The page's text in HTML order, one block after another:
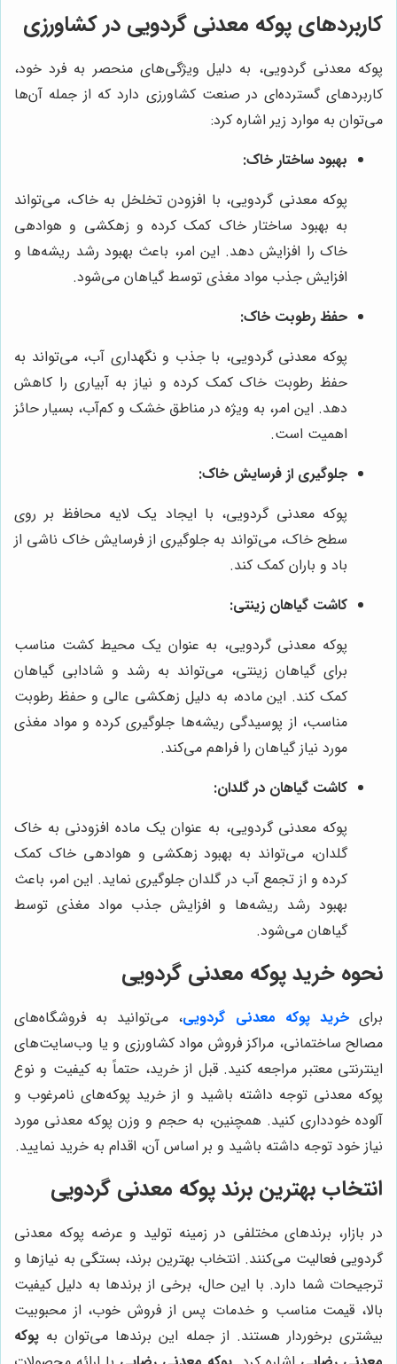
کاربردهای پوکه معدنی گردویی در کشاورزی
پوکه معدنی گردویی، به دلیل ویژگی‌های منحصر به فرد خود،
کاربردهای گسترده‌ای در صنعت کشاورزی دارد که از جمله آن‌ها
می‌توان به موارد زیر اشاره کرد:
بهبود ساختار خاک:
پوکه معدنی گردویی، با افزودن تخلخل به خاک، می‌تواند
به بهبود ساختار خاک کمک کرده و زهکشی و هوادهی
خاک را افزایش دهد. این امر، باعث بهبود رشد ریشه‌ها و
افزایش جذب مواد مغذی توسط گیاهان می‌شود.
حفظ رطوبت خاک:
پوکه معدنی گردویی، با جذب و نگهداری آب، می‌تواند به
حفظ رطوبت خاک کمک کرده و نیاز به آبیاری را کاهش
دهد. این امر، به ویژه در مناطق خشک و کم‌آب، بسیار حائز
اهمیت است.
جلوگیری از فرسایش خاک:
پوکه معدنی گردویی، با ایجاد یک لایه محافظ بر روی
سطح خاک، می‌تواند به جلوگیری از فرسایش خاک ناشی از
باد و باران کمک کند.
کاشت گیاهان زینتی:
پوکه معدنی گردویی، به عنوان یک محیط کشت مناسب
برای گیاهان زینتی، می‌تواند به رشد و شادابی گیاهان
کمک کند. این ماده، به دلیل زهکشی عالی و حفظ رطوبت
مناسب، از پوسیدگی ریشه‌ها جلوگیری کرده و مواد مغذی
مورد نیاز گیاهان را فراهم می‌کند.
کاشت گیاهان در گلدان:
پوکه معدنی گردویی، به عنوان یک ماده افزودنی به خاک
گلدان، می‌تواند به بهبود زهکشی و هوادهی خاک کمک
کرده و از تجمع آب در گلدان جلوگیری نماید. این امر، باعث
بهبود رشد ریشه‌ها و افزایش جذب مواد مغذی توسط
گیاهان می‌شود.
نحوه خرید پوکه معدنی گردویی
برایخرید پوکه معدنی گردویی، می‌توانید به فروشگاه‌های
مصالح ساختمانی، مراکز فروش مواد کشاورزی و یا وب‌سایت‌های
اینترنتی معتبر مراجعه کنید. قبل از خرید، حتماً به کیفیت و نوع
پوکه معدنی توجه داشته باشید و از خرید پوکه‌های نامرغوب و
آلوده خودداری کنید. همچنین، به حجم و وزن پوکه معدنی مورد
نیاز خود توجه داشته باشید و بر اساس آن، اقدام به خرید نمایید.
انتخاب بهترین برند پوکه معدنی گردویی
در بازار، برندهای مختلفی در زمینه تولید و عرضه پوکه معدنی
گردویی فعالیت می‌کنند. انتخاب بهترین برند، بستگی به نیازها و
ترجیحات شما دارد. با این حال، برخی از برندها به دلیل کیفیت
بالا، قیمت مناسب و خدمات پس از فروش خوب، از محبوبیت
بیشتری برخوردار هستند. از جمله این برندها می‌توان به پوکه